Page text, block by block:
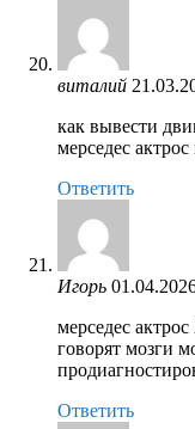
виталий
как вывести
мерседес
Ответить
Игорь
мерседес
говорят мозги
Ответить